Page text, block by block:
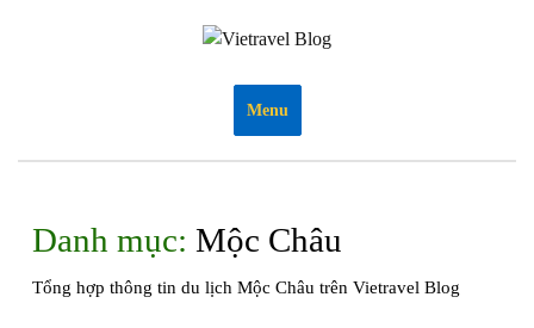
Menu
Danh mục: Mộc Châu
Tổng hợp thông tin du lịch Mộc Châu trên Vietravel Blog